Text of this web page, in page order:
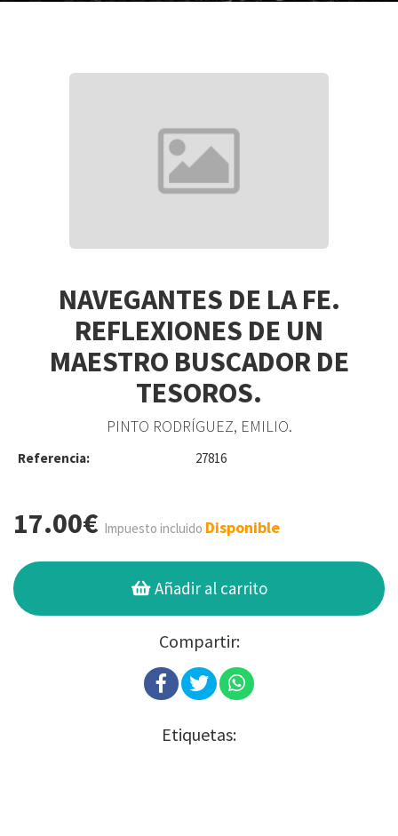
NAVEGANTES DE LA FE.
REFLEXIONES DE UN
MAESTRO BUSCADOR DE
TESOROS.
PINTO RODRÍGUEZ, EMILIO.
Referencia: 27816
17.00€ Impuesto incluido Disponible
Añadir al carrito
Compartir:
Etiquetas: